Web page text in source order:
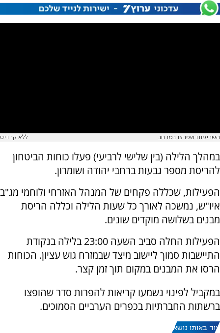
השריפות שפרצו במרחב ללא קרדיט
במהלך הלילה (בין שלישי לרביעי) פעלו כוחות הביטחון
להריסת מספר גבעות ברחבי יהודה ושומרון.
הפעילות, שכללה פקחים של המנהל האזרחי ולוחמי מג"ב
איו"ש, נמשכה לאורך כל שעות הלילה וכללה הריסת
מבנים בשלושה מוקדים שונים.
הפעילות החלה סביב השעה 23:00 בלילה בנקודת
התיישבות סמוך ליישוב מיצד שבמזרח גוש עציון. הכוחות
הרסו את המבנים במקום תוך זמן קצר.
במקביל לפינוי נשמעו קריאות להפרות סדר שהופצו
ברשתות החברתיות בכפרים הערביים הסמוכים.
עוד באותו נושא: